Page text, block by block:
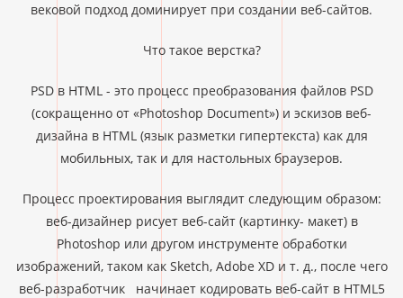
вековой подход доминирует при создании веб-сайтов.
Что такое верстка?
PSD в HTML - это процесс преобразования файлов PSD
(сокращенно от «Photoshop Document») и эскизов веб-
дизайна в HTML (язык разметки гипертекста) как для
мобильных, так и для настольных браузеров.
Процесс проектирования выглядит следующим образом:
веб-дизайнер рисует веб-сайт (картинку- макет) в
Photoshop или другом инструменте обработки
изображений, таком как Sketch, Adobe XD и т. д., после чего
веб-разработчик начинает кодировать веб-сайт в HTML5